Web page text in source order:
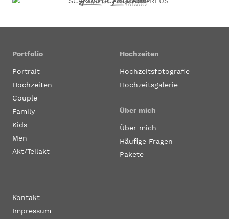
Portfolio
Portrait
Hochzeiten
Couple
Family
Kids
Men
Akt/Teilakt
Hochzeiten
Hochzeitsfotografie
Hochzeitsgalerie
Über mich
Über mich
Häufige Fragen
Pakete
Kontakt
Impressum